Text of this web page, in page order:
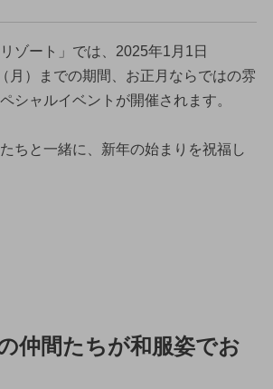
ゾート」では、2025年1月1日
月）までの期間、お正月ならではの雰
シャルイベントが開催されます。
ちと一緒に、新年の始まりを祝福し
仲間たちが和服姿でお